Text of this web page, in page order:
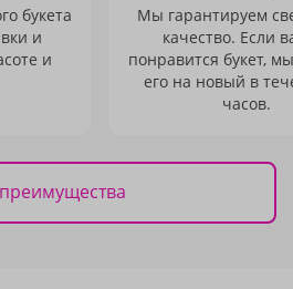
букета
и
и
Мы гарантируем
качество. Если
понравится букет,
его на новый в
часов.